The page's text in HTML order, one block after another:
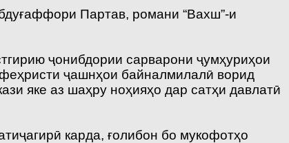
Партав, романи “Вахш”-и
ҷонибдории сарварони ҷумҳуриҳои
ҷашнҳои байналмилалӣ ворид
яке аз шаҳру ноҳияҳо дар сатҳи давлатӣ
карда, ғолибон бо мукофотҳо